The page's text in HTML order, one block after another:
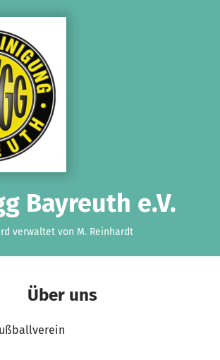
Bayreuth e.V.
verwaltet von M. Reinhardt
Über uns